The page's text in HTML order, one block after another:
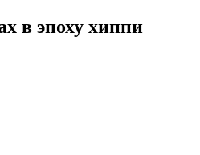
в эпоху хиппи